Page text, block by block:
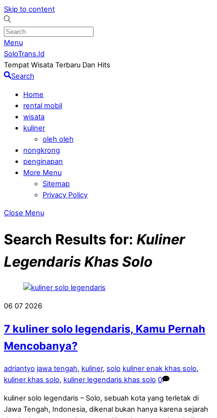
Skip to content
Menu
SoloTrans.Id
Tempat Wisata Terbaru Dan Hits
Search
Home
rental mobil
wisata
kuliner
oleh oleh
nongkrong
penginapan
More Menu
Sitemap
Privacy Policy
Close Menu
Search Results for: Kuliner
Legendaris Khas Solo
06 07 2026
7 kuliner solo legendaris, Kamu Pernah
Mencobanya?
adriantyo jawa tengah, kuliner, solo kuliner enak khas solo,
kuliner khas solo, kuliner legendaris khas solo 0
kuliner solo legendaris – Solo, sebuah kota yang terletak di
Jawa Tengah, Indonesia, dikenal bukan hanya karena sejarah